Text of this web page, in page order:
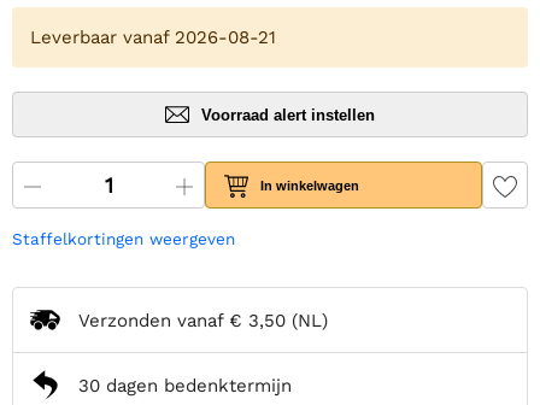
Leverbaar vanaf 2026-08-21
Voorraad alert instellen
In winkelwagen
Staffelkortingen weergeven
Verzonden vanaf € 3,50 (NL)
30 dagen bedenktermijn